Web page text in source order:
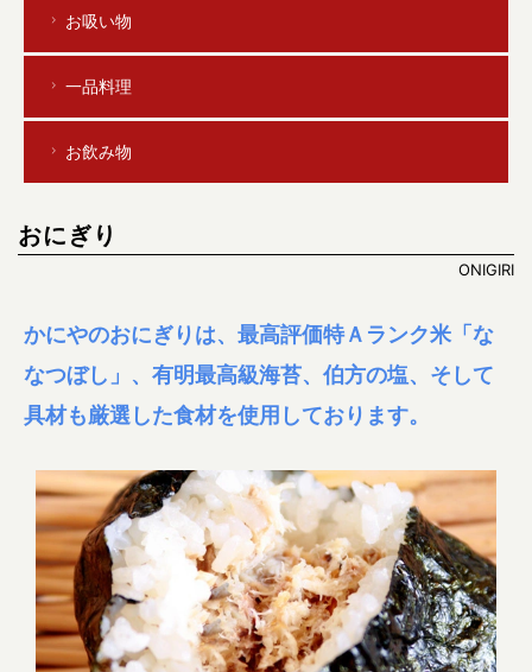
お吸い物
一品料理
お飲み物
おにぎり
ONIGIRI
かにやのおにぎりは、最高評価特Ａランク米「な
なつぼし」、有明最高級海苔、伯方の塩、そして
具材も厳選した食材を使用しております。